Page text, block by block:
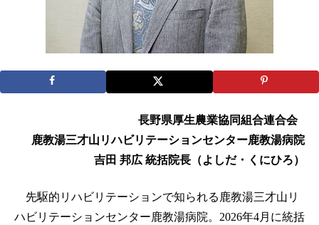
長野県厚生農業協同組合連合会
鹿教湯三才山リハビリテーションセンター鹿教湯病院
吉田 邦広 統括院長（よしだ・くにひろ）
先駆的リハビリテーションで知られる鹿教湯三才山リ
ハビリテーションセンター鹿教湯病院。2026年4月に統括